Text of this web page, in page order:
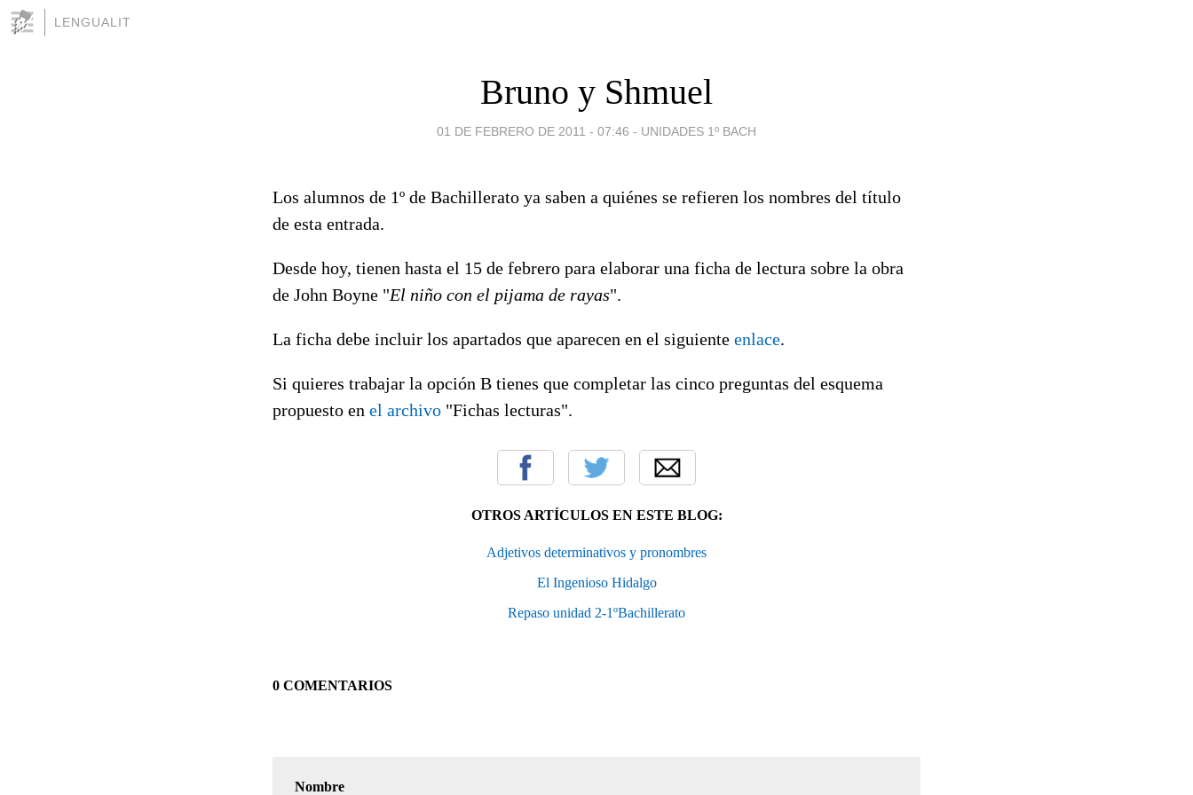
LENGUALIT
Bruno y Shmuel
01 DE FEBRERO DE 2011 - 07:46 - UNIDADES 1º BACH
Los alumnos de 1º de Bachillerato ya saben a quiénes se refieren los nombres del título
de esta entrada.
Desde hoy, tienen hasta el 15 de febrero para elaborar una ficha de lectura sobre la obra
de John Boyne "El niño con el pijama de rayas".
La ficha debe incluir los apartados que aparecen en el siguiente enlace.
Si quieres trabajar la opción B tienes que completar las cinco preguntas del esquema
propuesto en el archivo "Fichas lecturas".
OTROS ARTÍCULOS EN ESTE BLOG:
Adjetivos determinativos y pronombres
El Ingenioso Hidalgo
Repaso unidad 2-1ºBachillerato
0 COMENTARIOS
Nombre